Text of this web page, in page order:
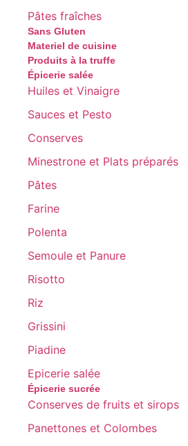
Pâtes fraîches
Sans Gluten
Materiel de cuisine
Produits à la truffe
Épicerie salée
Huiles et Vinaigre
Sauces et Pesto
Conserves
Minestrone et Plats préparés
Pâtes
Farine
Polenta
Semoule et Panure
Risotto
Riz
Grissini
Piadine
Epicerie salée
Épicerie sucrée
Conserves de fruits et sirops
Panettones et Colombes